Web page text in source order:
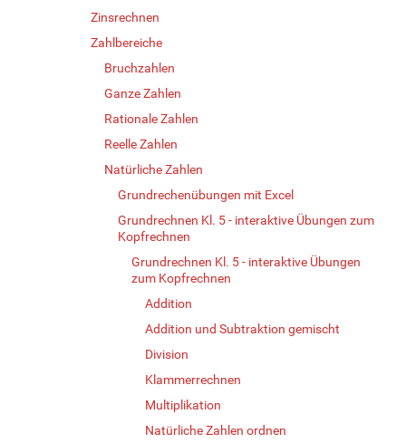
Zinsrechnen
Zahlbereiche
Bruchzahlen
Ganze Zahlen
Rationale Zahlen
Reelle Zahlen
Natürliche Zahlen
Grundrechenübungen mit Excel
Grundrechnen Kl. 5 - interaktive Übungen zum
Kopfrechnen
Grundrechnen Kl. 5 - interaktive Übungen
zum Kopfrechnen
Addition
Addition und Subtraktion gemischt
Division
Klammerrechnen
Multiplikation
Natürliche Zahlen ordnen